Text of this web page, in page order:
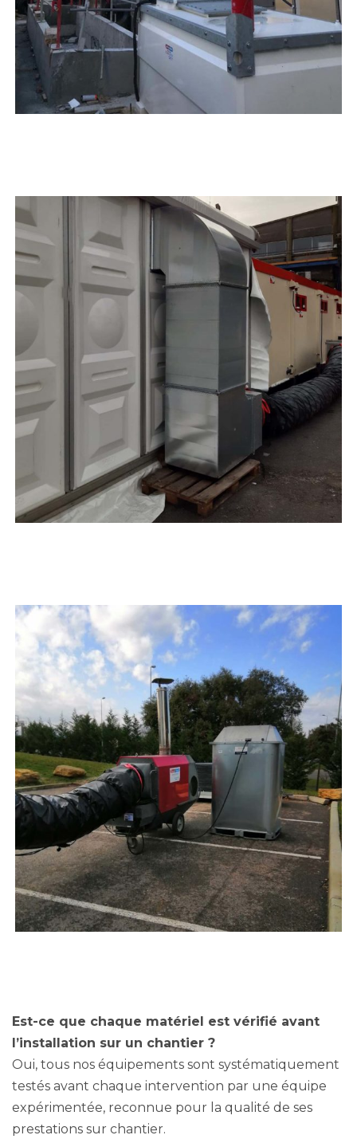
Est-ce que chaque matériel est vérifié avant
l’installation sur un chantier ?
Oui, tous nos équipements sont systématiquement
testés avant chaque intervention par une équipe
expérimentée, reconnue pour la qualité de ses
prestations sur chantier.